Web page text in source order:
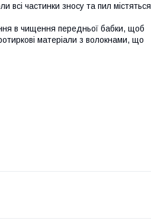
всі частинки зносу та пил містяться
в чищення передньої бабки, щоб
матеріали з волокнами, що